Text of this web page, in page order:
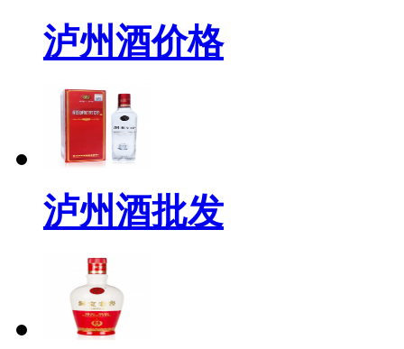
泸州酒价格
泸州酒批发